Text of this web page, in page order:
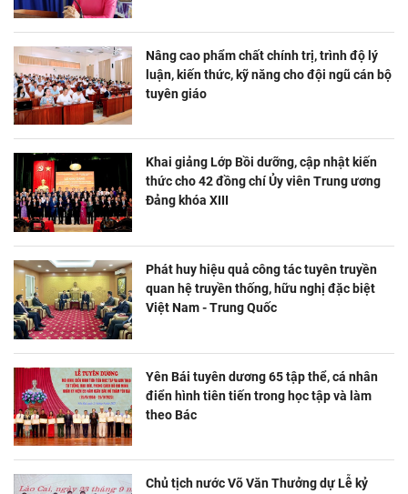
Nâng cao phẩm chất chính trị, trình độ lý
luận, kiến thức, kỹ năng cho đội ngũ cán bộ
tuyên giáo
Khai giảng Lớp Bồi dưỡng, cập nhật kiến
thức cho 42 đồng chí Ủy viên Trung ương
Đảng khóa XIII
Phát huy hiệu quả công tác tuyên truyền
quan hệ truyền thống, hữu nghị đặc biệt
Việt Nam - Trung Quốc
Yên Bái tuyên dương 65 tập thể, cá nhân
điển hình tiên tiến trong học tập và làm
theo Bác
Chủ tịch nước Võ Văn Thưởng dự Lễ kỷ